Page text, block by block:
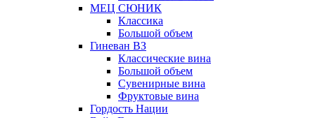
МЕЦ СЮНИК
Классика
Большой объем
Гиневан ВЗ
Классические вина
Большой объем
Сувенирные вина
Фруктовые вина
Гордость Нации